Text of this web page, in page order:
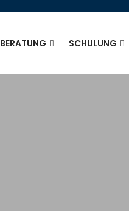
BERATUNG SCHULUNG